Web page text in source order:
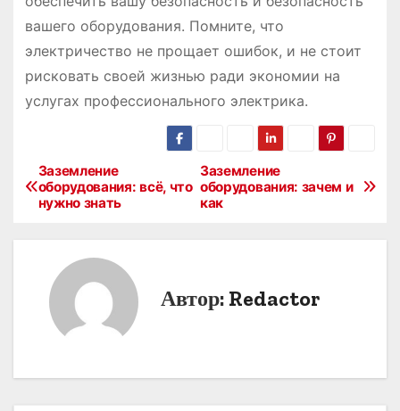
вашего оборудования. Помните, что
электричество не прощает ошибок, и не стоит
рисковать своей жизнью ради экономии на
услугах профессионального электрика.
Н
Заземление
оборудования: зачем и
как
Заземление
оборудования: всё, что
нужно знать
Автор: Redactor